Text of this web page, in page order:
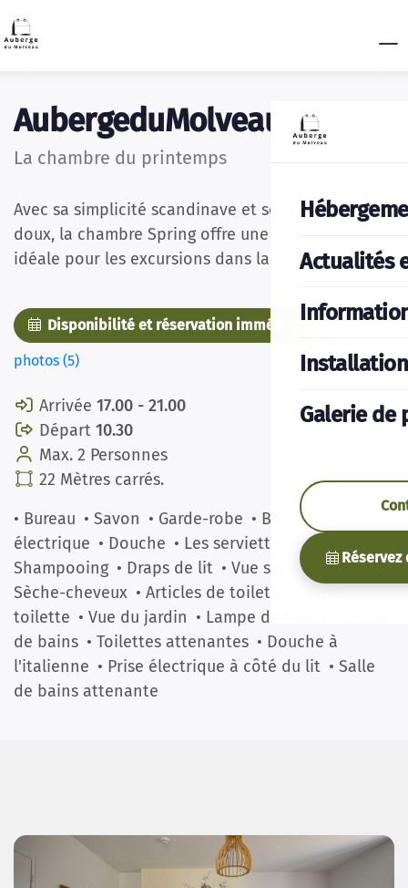
Actualités
Galerie de
AubergeduMolveau
La chambre du printemps
Avec sa simplicité scandinave et ses tons verts
doux, la chambre Spring offre une oasis de calme,
idéale pour les excursions dans la nature.
Disponibilité et réservation immédiate
photos (5)
Arrivée 17.00 - 21.00
Départ 10.30
Max. 2 Personnes
22 Mètres carrés.
• Bureau • Savon • Garde-robe • Bouilloire
électrique • Douche • Les serviettes • Chauffage
Shampooing • Draps de lit • Vue sur la ville •
Sèche-cheveux • Articles de toilette
toilette • Vue du jardin • Lampe de lecture
de bains • Toilettes attenantes • Douche à
l'italienne • Prise électrique à côté du lit • Salle
de bains attenante